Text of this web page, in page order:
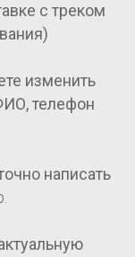
с треком
изменить
телефон
написать